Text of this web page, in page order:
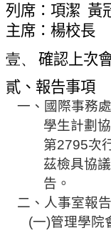
關
於
秘
書
服
規
列席： 項潔 黃
主席：楊校長
壹、
確認上次
貳、報告事項
一 、國際事務
學生計劃
第2795次
茲檢具協
告。
二 、人事室報告
(一)管理學院